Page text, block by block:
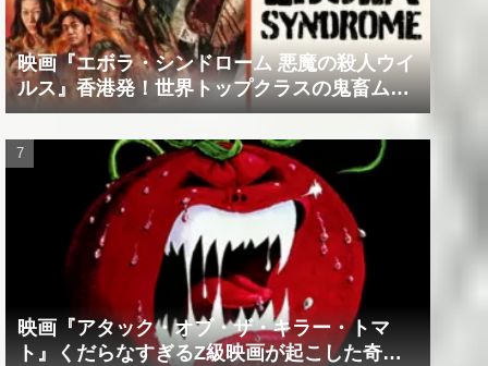
映画『エボラ・シンドローム 悪魔の殺人ウイ
ルス』香港発！世界トップクラスの鬼畜ムー
ビー！！
映画『アタック・オブ・ザ・キラー・トマ
ト』くだらなすぎるZ級映画が起こした奇跡